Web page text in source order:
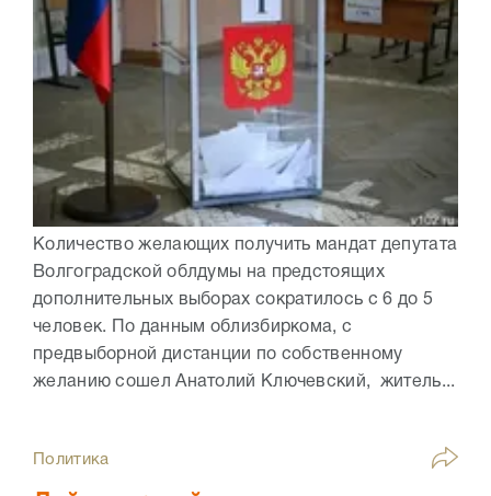
Количество желающих получить мандат депутата
Волгоградской облдумы на предстоящих
дополнительных выборах сократилось с 6 до 5
человек. По данным облизбиркома, с
предвыборной дистанции по собственному
желанию сошел Анатолий Ключевский, житель...
Политика